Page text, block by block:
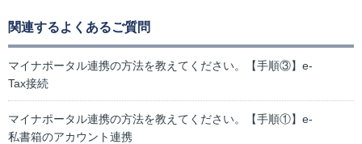
関連するよくあるご質問
マイナポータル連携の方法を教えてください。【手順③】e-
Tax接続
マイナポータル連携の方法を教えてください。【手順①】e-
私書箱のアカウント連携